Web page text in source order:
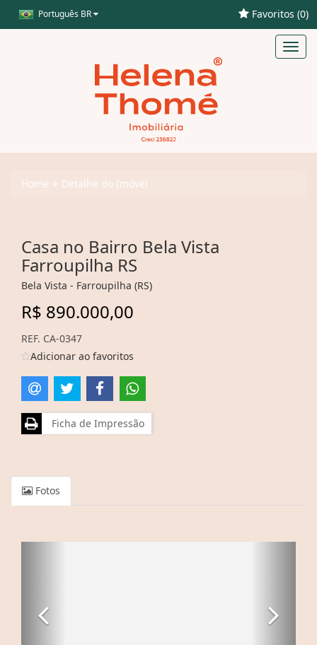
Português BR Favoritos (0)
Home Detalhe do Imóvel
Casa no Bairro Bela Vista
Farroupilha RS
Bela Vista - Farroupilha (RS)
R$ 890.000,00
REF. CA-0347
Adicionar ao favoritos
Ficha de Impressão
Fotos